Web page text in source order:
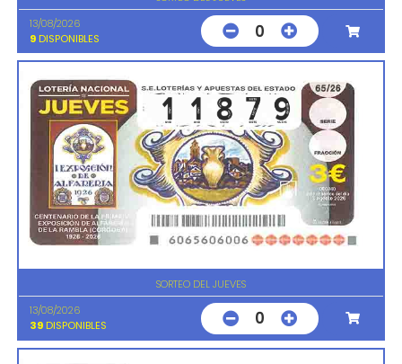
13/08/2026
9 DISPONIBLES 0
SORTEO DEL JUEVES
13/08/2026
39 DISPONIBLES 0